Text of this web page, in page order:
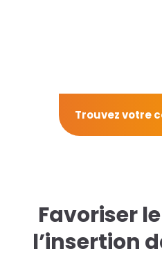
Trouvez votre
Favoriser
l’insertion